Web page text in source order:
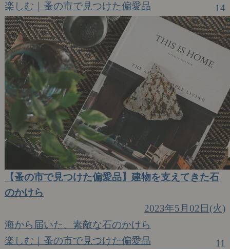
楽しむ｜蚤の市で見つけた偏愛品
14
【蚤の市で見つけた偏愛品】建物を支えてきた石
のかけら
2023年5月02日(火)
海から届いた、素敵な石のかけら
楽しむ｜蚤の市で見つけた偏愛品
11